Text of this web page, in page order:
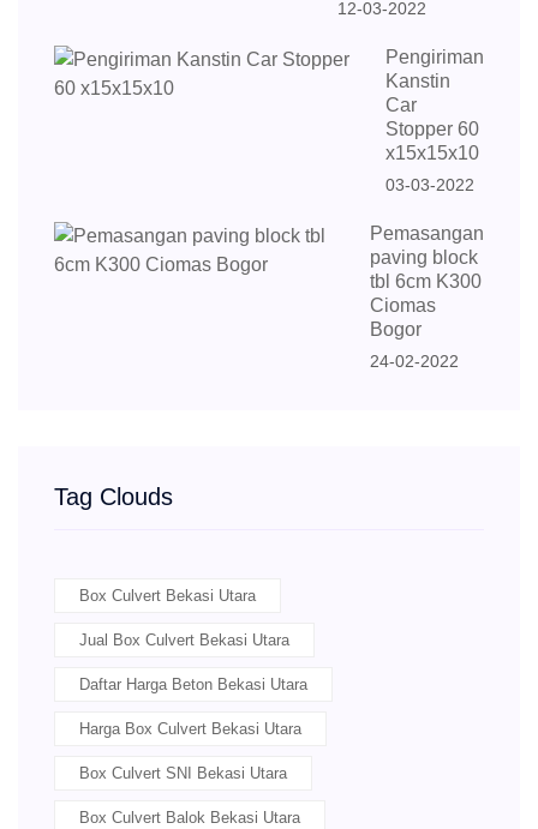
12-03-2022
Pengiriman
Kanstin
Car
Stopper 60
x15x15x10
03-03-2022
Pemasangan
paving block
tbl 6cm K300
Ciomas
Bogor
24-02-2022
Tag Clouds
Box Culvert Bekasi Utara
Jual Box Culvert Bekasi Utara
Daftar Harga Beton Bekasi Utara
Harga Box Culvert Bekasi Utara
Box Culvert SNI Bekasi Utara
Box Culvert Balok Bekasi Utara